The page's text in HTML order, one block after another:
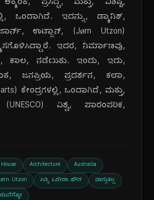
ಪ್ರಸಿದ್ಧ, ಮತ್ತು, ವಿಶಿಷ್ಟ,
ಒಂದಾಗಿದೆ. ಇದನ್ನು, ಡ್ಯಾನಿಶ್,
ಜಾರ್ನ್, ಉಟ್ಜಾನ್, (Jørn Utzon)
ಇದರ, ನಿರ್ಮಾಣವು,
ಕಾಲ, ನಡೆಯಿತು. ಇಂದು, ಇದು,
ಜನಪ್ರಿಯ, ಪ್ರದರ್ಶನ, ಕಲಾ,
ಕೇಂದ್ರಗಳಲ್ಲಿ, ಒಂದಾಗಿದೆ, ಮತ್ತು,
ವಿಶ್ವ, ಪಾರಂಪರಿಕ,
Architecture Australia
Utzon ಸಿಡ್ನಿ ಒಪೇರಾ ಹೌಸ್ ವಾಸ್ತುಶಿಲ್ಪ